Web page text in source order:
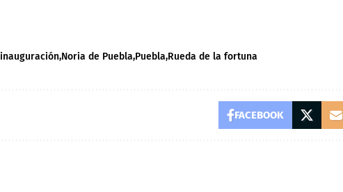
inauguración Noria de Puebla Puebla Rueda de la fortuna
FACEBOOK